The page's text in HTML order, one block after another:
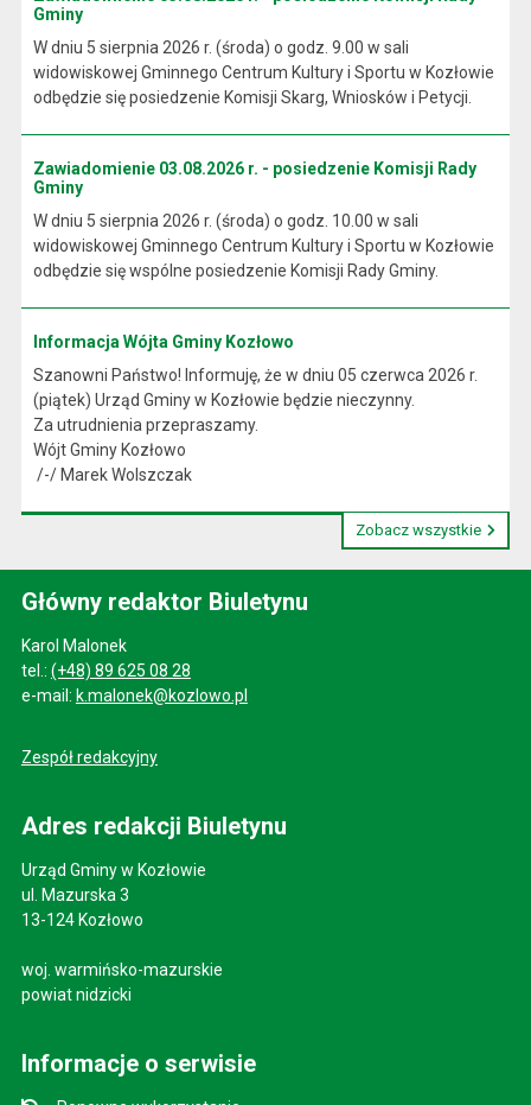
Gminy
W dniu 5 sierpnia 2026 r. (środa) o godz. 9.00 w sali
widowiskowej Gminnego Centrum Kultury i Sportu w Kozłowie
odbędzie się posiedzenie Komisji Skarg, Wniosków i Petycji.
Zawiadomienie 03.08.2026 r. - posiedzenie Komisji Rady
Gminy
W dniu 5 sierpnia 2026 r. (środa) o godz. 10.00 w sali
widowiskowej Gminnego Centrum Kultury i Sportu w Kozłowie
odbędzie się wspólne posiedzenie Komisji Rady Gminy.
Informacja Wójta Gminy Kozłowo
Szanowni Państwo! Informuję, że w dniu 05 czerwca 2026 r.
(piątek) Urząd Gminy w Kozłowie będzie nieczynny.
Za utrudnienia przepraszamy.
Wójt Gminy Kozłowo
/-/ Marek Wolszczak
Zobacz wszystkie
Główny redaktor Biuletynu
Karol Malonek
tel.: (+48) 89 625 08 28
e-mail: k.malonek@kozlowo.pl
Zespół redakcyjny
Adres redakcji Biuletynu
Urząd Gminy w Kozłowie
ul. Mazurska 3
13-124 Kozłowo
woj. warmińsko-mazurskie
powiat nidzicki
Informacje o serwisie